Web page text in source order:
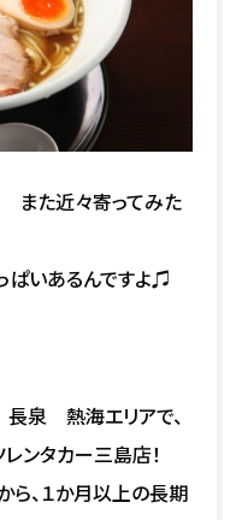
た近々寄ってみた
ぱいあるんですよ♫
熱海エリアで、
ンタカー三島店！
、１か月以上の長期